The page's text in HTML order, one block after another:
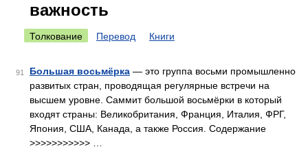
важность
Толкование Перевод Книги
91 Большая восьмёрка — это группа восьми промышленно
развитых стран, проводящая регулярные встречи на
высшем уровне. Саммит большой восьмёрки в который
входят страны: Великобритания, Франция, Италия, ФРГ,
Япония, США, Канада, а также Россия. Содержание
>>>>>>>>>>> …